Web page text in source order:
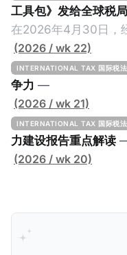
工具包》发给全球税局
在2026年4月30日，
低税实施工具包》（
Implementation
定者提供一套可操作
协调一致、高效落地。 《工具包》的主要内容总结如
下： 一、 核心目标与背景 全球最低税规则旨在确保大
型跨国企业在其运营
最低税款。《工具包
(2026 / wk 22)
INTERNATIONAL TAX 国际税法
争力 —
(2026 / wk 21)
INTERNATIONAL TAX 国际税法
力建设报告重点解读
(2026 / wk 20)